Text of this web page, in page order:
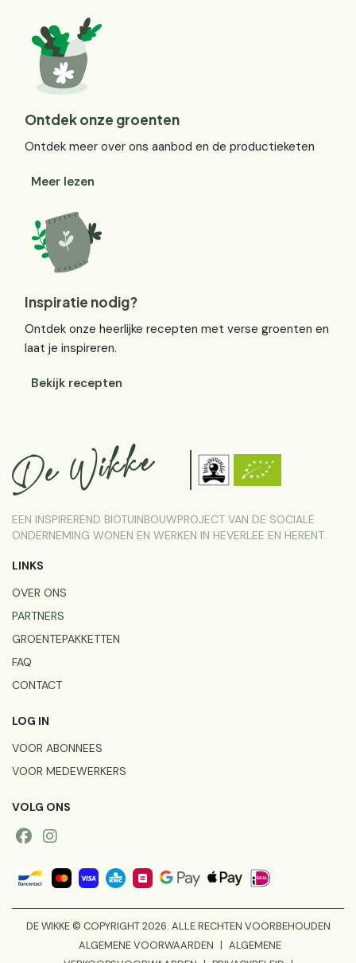
Ontdek onze groenten
Ontdek meer over ons aanbod en de productieketen
Meer lezen
Inspiratie nodig?
Ontdek onze heerlijke recepten met verse groenten en
laat je inspireren.
Bekijk recepten
EEN INSPIREREND BIOTUINBOUWPROJECT VAN DE SOCIALE
ONDERNEMING WONEN EN WERKEN IN HEVERLEE EN HERENT.
LINKS
OVER ONS
PARTNERS
GROENTEPAKKETTEN
FAQ
CONTACT
LOG IN
VOOR ABONNEES
VOOR MEDEWERKERS
VOLG ONS
DE WIKKE © COPYRIGHT 2026. ALLE RECHTEN VOORBEHOUDEN
ALGEMENE VOORWAARDEN | ALGEMENE